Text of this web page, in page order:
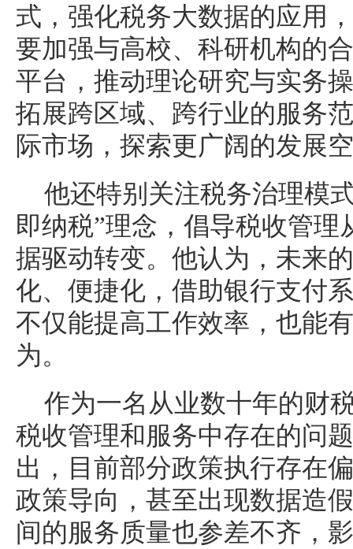
式，强化税务大数据的应用
要加强与高校、科研机构的
平台，推动理论研究与实务
拓展跨区域、跨行业的服务
际市场，探索更广阔的发展
他还特别关注税务治理模
即纳税”理念，倡导税收管理
据驱动转变。他认为，未来
化、便捷化，借助银行支付
不仅能提高工作效率，也能
为。
作为一名从业数十年的财
税收管理和服务中存在的问
出，目前部分政策执行存在
政策导向，甚至出现数据造
间的服务质量也参差不齐，